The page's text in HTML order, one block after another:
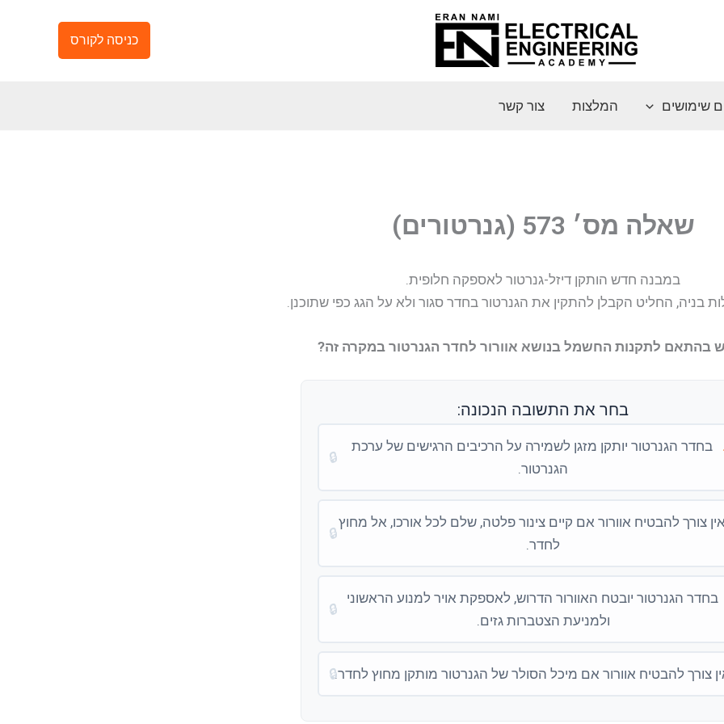
כניסה לקורס
שימושים המלצות צור קשר
שאלה מס׳ 573 (גנרטורים)
במבנה חדש הותקן דיזל-גנרטור לאספקה חלופית.
בניה, החליט הקבלן להתקין את הגנרטור בחדר סגור ולא על הגג כפי שתוכנן.
בהתאם לתקנות החשמל בנושא אוורור לחדר הגנרטור במקרה זה?
בחר את התשובה הנכונה:
בחדר הגנרטור יותקן מזגן לשמירה על הרכיבים הרגישים של ערכת
הגנרטור.
🔒
אין צורך להבטיח אוורור אם קיים צינור פלטה, שלם לכל אורכו, אל מחוץ
לחדר.
🔒
בחדר הגנרטור יובטח האוורור הדרוש, לאספקת אויר למנוע הראשוני
ולמניעת הצטברות גזים.
🔒
צורך להבטיח אוורור אם מיכל הסולר של הגנרטור מותקן מחוץ לחדר.🔒